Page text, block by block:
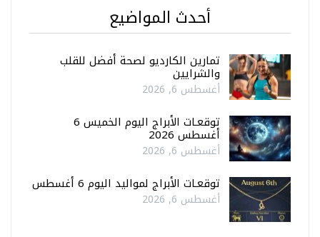
أحدث المواضيع
تمارين الكارديو لصحة أفضل للقلب
والشرايين
أغسطس 6, 2026
توقعـات الأبراج اليوم الخميس 6
أغسطس 2026
أغسطس 6, 2026
توقعـات الأبراج لمواليد اليوم 6 أغسطس
أغسطس 6, 2026